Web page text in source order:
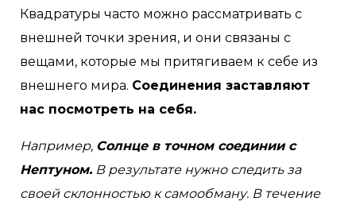
Квадратуры часто можно рассматривать с
внешней точки зрения, и они связаны с
вещами, которые мы притягиваем к себе из
внешнего мира. Соединения заставляют
нас посмотреть на себя.
Например, Солнце в точном соединии с
Нептуном. В результате нужно следить за
своей склонностью к самообману. В течение